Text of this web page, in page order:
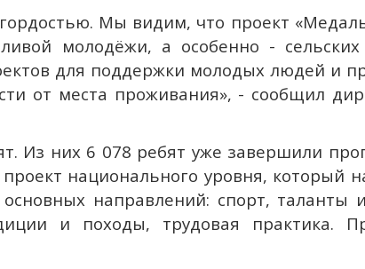
Мы видим, что проект
молодёжи, а особенно -
для поддержки молодых людей и
от места проживания», - сообщил
Из них 6 078 ребят уже завершили
национального уровня, который
направлений: спорт, таланты
и походы, трудовая практика.